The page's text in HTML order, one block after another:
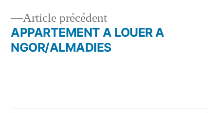
l’article
Article précédentArticle
précédent :
APPARTEMENT A LOUER A
NGOR/ALMADIES